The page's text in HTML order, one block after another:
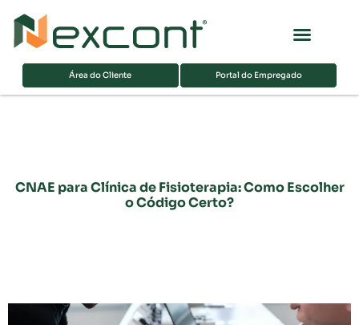
Área do Cliente Portal do Empregado
CNAE para Clínica de Fisioterapia: Como Escolher
o Código Certo?